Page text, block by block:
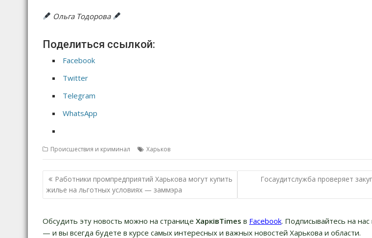
Ольга Тодорова
Поделиться ссылкой:
Facebook
Twitter
Telegram
WhatsApp
Происшествия и криминал Харьков
Н
а
и
г
Работники промпредприятий Харькова могут купить
жилье на льготных условиях — заммэра
Госаудитслужба проверяет
Обсудить эту новость можно на странице ХарківTimes в Facebook. Подписывайтесь на нас
— и вы всегда будете в курсе самых интересных и важных новостей Харькова и области.